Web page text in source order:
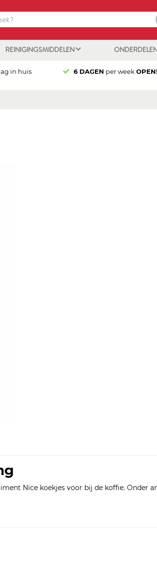
REINIGINGSMIDDELEN
in huis 6 DAGEN per weekOPEN!
Nice koekjes voor bij de koffie. Onder